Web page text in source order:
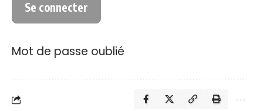
Mot de passe oublié